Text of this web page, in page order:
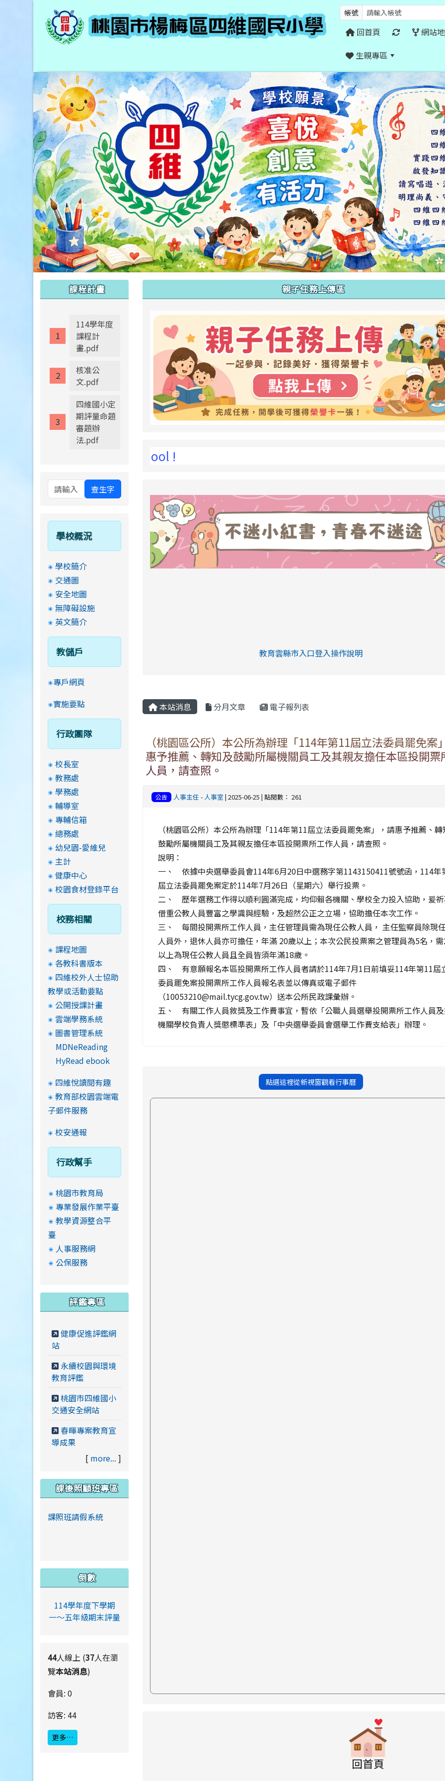
帳號
回首頁 網站
生親專區
親子任務上傳區
Wei Elementary School !
link to https://eliteracy.edu.tw/
link to https://eliteracy.edu.tw/Shorts/
教育雲縣市入口登入操作說明
link to https://eliteracy.edu.tw/
本站消息 分月文章 電子報列表
（桃園區公所）本公所為辦理「114年第11屆立法委員罷免案
惠予推薦、轉知及鼓勵所屬機關員工及其親友擔任本區投開票
人員，請查照。
公告 人事主任 - 人事室 | 2025-06-25 | 點閱數： 261
（桃園區公所）本公所為辦理「114年第11屆立法委員罷免案」，請惠予推薦、轉
鼓勵所屬機關員工及其親友擔任本區投開票所工作人員，請查照。
說明：
一、 依據中央選舉委員會114年6月20日中選務字第1143150411號號函，114年
屆立法委員罷免案定於114年7月26日（星期六）舉行投票。
二、 歷年選務工作得以順利圓滿完成，均仰賴各機關、學校全力投入協助，爰
借重公教人員豐富之學識與經驗，及超然公正之立場，協助擔任本次工作。
三、 每間投開票所工作人員，主任管理員需為現任公教人員， 主任監察員除現
人員外，退休人員亦可擔任，年滿 20歲以上；本次公民投票案之管理員為5名，需
以上為現任公教人員且全員皆須年滿18歲。
四、 有意願報名本區投開票所工作人員者請於114年7月1日前填妥114年第11屆
委員罷免案投開票所工作人員報名表並以傳真或電子郵件
（10053210@mail.tycg.gov.tw）送本公所民政課彙辦。
五、 有關工作人員敘獎及工作費事宜，暫依「公職人員選舉投開票所工作人員
機關學校負責人獎懲標準表」及「中央選舉委員會選舉工作費支給表」辦理。
點選這裡從新視窗觀看行事曆
課程計畫
114學年度
課程計
畫.pdf
核准公
文.pdf
四維國小定
期評量命題
審題辦
法.pdf
查生字
學校概況
學校簡介
交通圖
安全地圖
無障礙設施
英文簡介
教儲戶
專戶網頁
實施要點
行政團隊
校長室
教務處
學務處
輔導室
專輔信箱
總務處
幼兒園-愛維兒
主計
健康中心
校園食材登錄平台
校務相關
課程地圖
各教科書版本
四維校外人士協助
教學或活動要點
公開授課計畫
雲端學務系統
圖書管理系統
MDNeReading
HyRead ebook
四維悅讀閱有趣
教育部校園雲端電
子郵件服務
校安通報
行政幫手
桃園市教育局
專業發展作業平臺
教學資源整合平
臺
人事服務網
公保服務
評鑑專區
健康促進評鑑網
站
永續校園與環境
教育評鑑
桃園市四維國小
交通安全網站
春暉專案教育宣
導成果
[ more... ]
課後照顧班專區
課照班請假系統
倒數
114學年度下學期
一～五年級期末評量
44人線上 (37人在瀏
覽本站消息)
會員: 0
訪客: 44
更多…